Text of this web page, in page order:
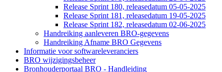
Release Sprint 180, releasedatum 05-05-2025
Release Sprint 181, releasedatum 19-05-2025
Release Sprint 182, releasedatum 02-06-2025
Handreiking aanleveren BRO-gegevens
Handreiking Afname BRO Gegevens
Informatie voor softwareleveranciers
BRO wijzigingsbeheer
Bronhouderportaal BRO - Handleiding